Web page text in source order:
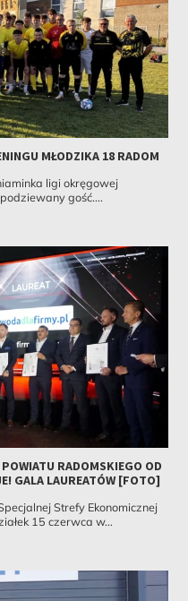
MŁODZIKA 18 RADOM
ligi okręgowej
gość....
RADOMSKIEGO OD
GALA LAUREATÓW [FOTO]
Strefy Ekonomicznej
15 czerwca w...